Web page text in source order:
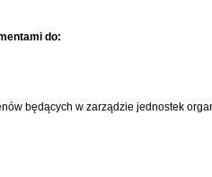
do:
będących w zarządzie jednostek